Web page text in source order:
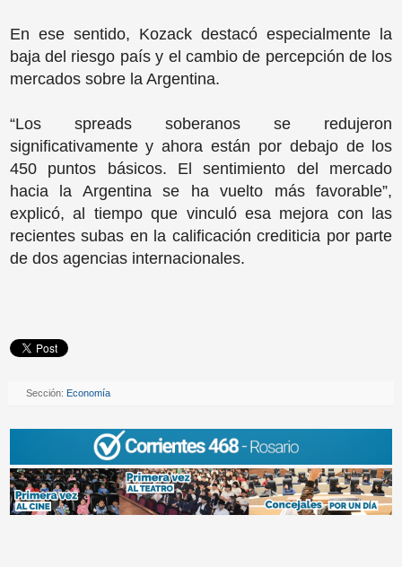
En ese sentido, Kozack destacó especialmente la
baja del riesgo país y el cambio de percepción de los
mercados sobre la Argentina.
“Los spreads soberanos se redujeron
significativamente y ahora están por debajo de los
450 puntos básicos. El sentimiento del mercado
hacia la Argentina se ha vuelto más favorable”,
explicó, al tiempo que vinculó esa mejora con las
recientes subas en la calificación crediticia por parte
de dos agencias internacionales.
Sección: Economía